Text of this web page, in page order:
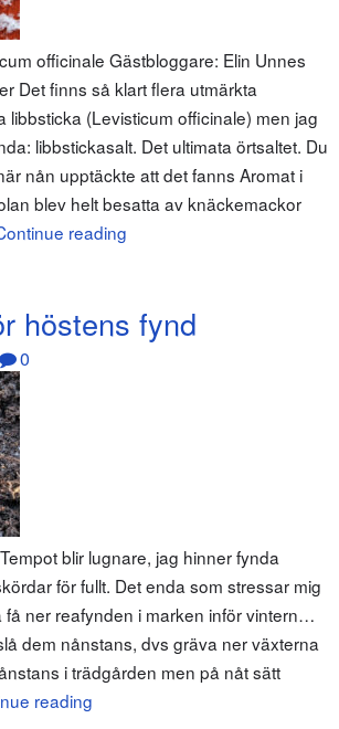
officinale Gästbloggare: Elin Unnes
Det finns så klart flera utmärkta
libbsticka (Levisticum officinale) men jag
libbstickasalt. Det ultimata örtsaltet. Du
nån upptäckte att det fanns Aromat i
blev helt besatta av knäckemackor
reading
höstens fynd
0
blir lugnare, jag hinner fynda
för fullt. Det enda som stressar mig
få ner reafynden i marken inför vintern…
dem nånstans, dvs gräva ner växterna
i trädgården men på nåt sätt
reading